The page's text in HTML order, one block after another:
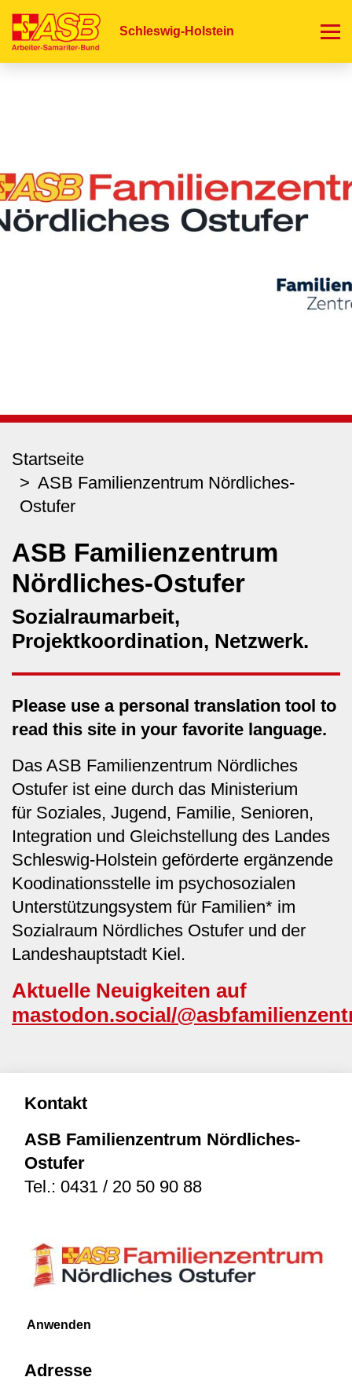
zum
Schleswig-Holstein
Startseite
ASB Familienzentrum Nördliches-
Ostufer
ASB Familienzentrum
Nördliches-Ostufer
Sozialraumarbeit,
Projektkoordination, Netzwerk.
Please use a personal translation tool to
read this site in your favorite language.
Das ASB Familienzentrum Nördliches
Ostufer ist eine durch das Ministerium
für Soziales, Jugend, Familie, Senioren,
Integration und Gleichstellung des Landes
Schleswig-Holstein geförderte ergänzende
Koodinationsstelle im psychosozialen
Unterstützungsystem für Familien* im
Sozialraum Nördliches Ostufer und der
Landeshauptstadt Kiel.
Aktuelle Neuigkeiten auf
mastodon.social/
Kontakt
ASB Familienzentrum Nördliches-
Ostufer
Tel.: 0431 / 20 50 90 88
Adresse